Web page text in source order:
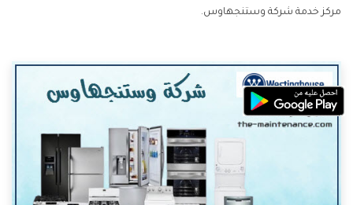
مركز خدمة شركة وستنجهاوس.